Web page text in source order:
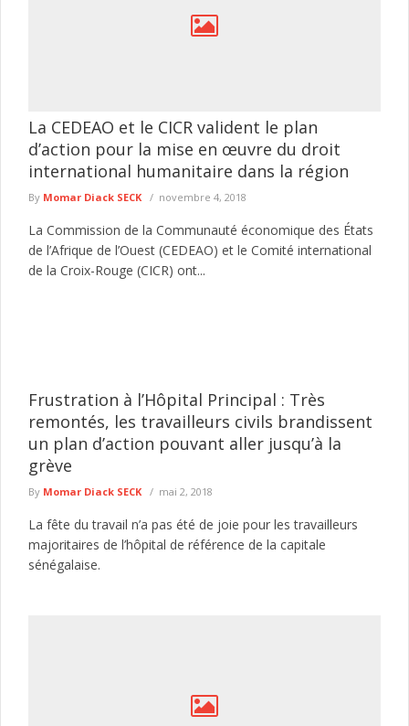
La CEDEAO et le CICR valident le plan
d’action pour la mise en œuvre du droit
international humanitaire dans la région
By Momar Diack SECK novembre 4, 2018
La Commission de la Communauté économique des États
de l’Afrique de l’Ouest (CEDEAO) et le Comité international
de la Croix-Rouge (CICR) ont...
Frustration à l’Hôpital Principal : Très
remontés, les travailleurs civils brandissent
un plan d’action pouvant aller jusqu’à la
grève
By Momar Diack SECK mai 2, 2018
La fête du travail n’a pas été de joie pour les travailleurs
majoritaires de l’hôpital de référence de la capitale
sénégalaise.